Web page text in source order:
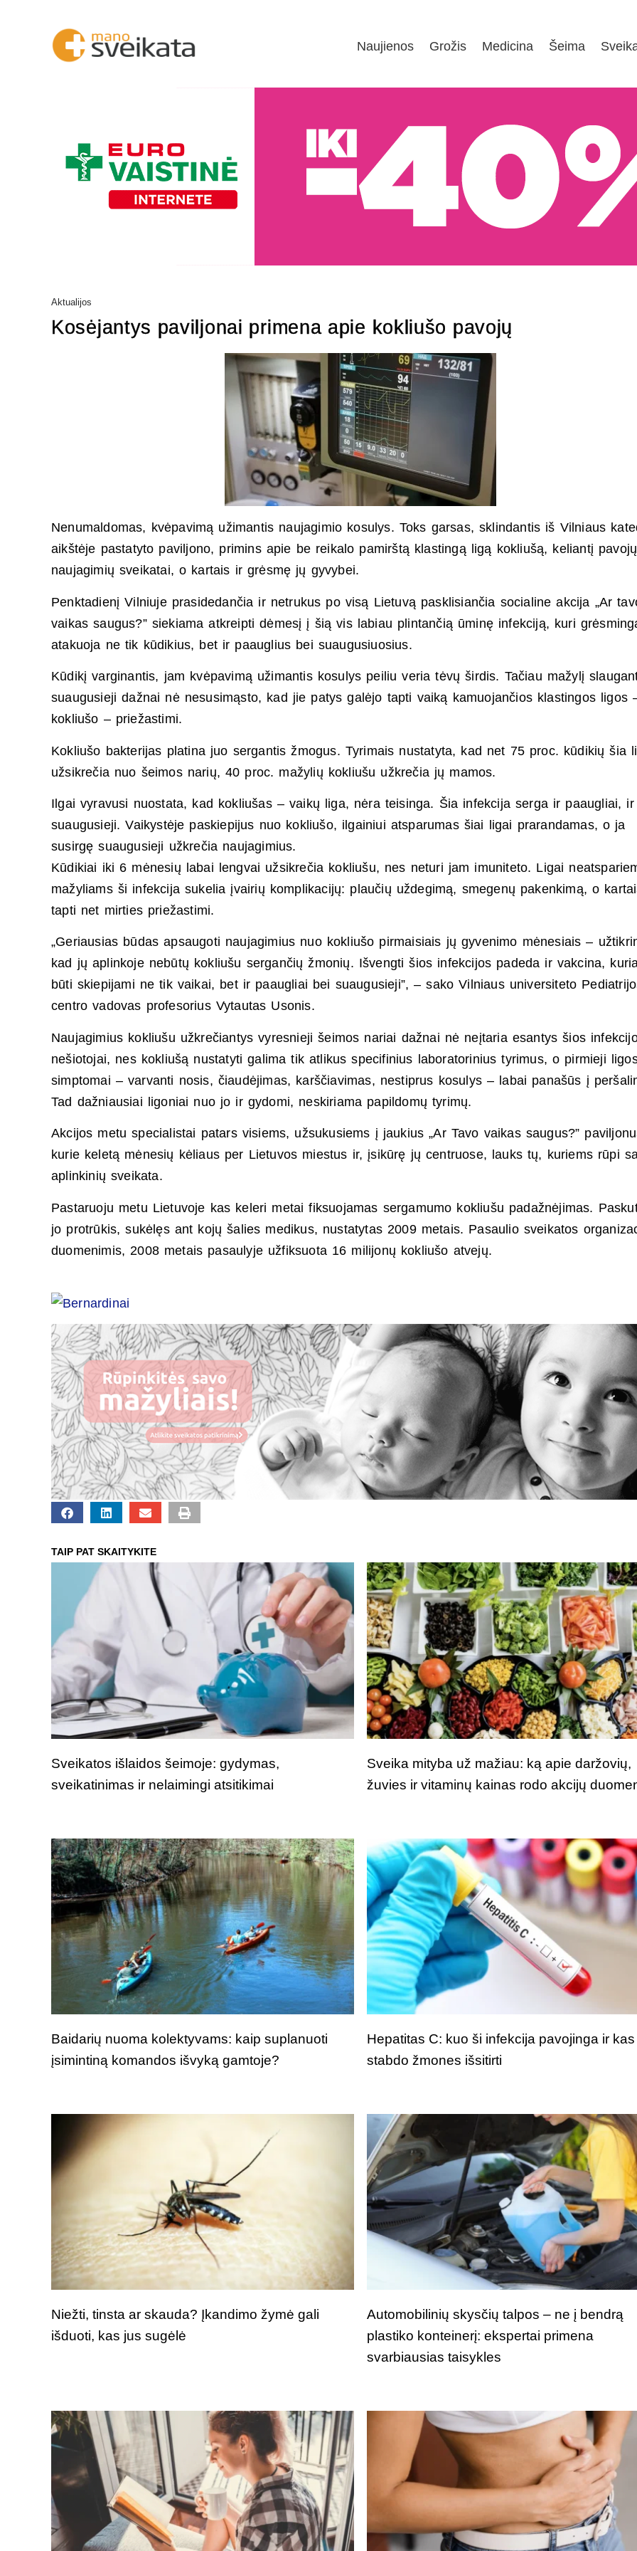
Naujienos Grožis Medicina Šeima
Aktualijos
Kosėjantys paviljonai primena apie kokliušo pavojų
Nenumaldomas, kvėpavimą užimantis naujagimio kosulys. Toks garsas, sklindantis iš Vilniaus
aikštėje pastatyto paviljono, primins apie be reikalo pamirštą klastingą ligą kokliušą, keliantį pavojų
naujagimių sveikatai, o kartais ir grėsmę jų gyvybei.
Penktadienį Vilniuje prasidedančia ir netrukus po visą Lietuvą pasklisiančia socialine akcija „Ar
vaikas saugus?” siekiama atkreipti dėmesį į šią vis labiau plintančią ūminę infekciją, kuri
atakuoja ne tik kūdikius, bet ir paauglius bei suaugusiuosius.
Kūdikį varginantis, jam kvėpavimą užimantis kosulys peiliu veria tėvų širdis. Tačiau mažylį
suaugusieji dažnai nė nesusimąsto, kad jie patys galėjo tapti vaiką kamuojančios klastingos ligos
kokliušo – priežastimi.
Kokliušo bakterijas platina juo sergantis žmogus. Tyrimais nustatyta, kad net 75 proc. kūdikių šia
užsikrečia nuo šeimos narių, 40 proc. mažylių kokliušu užkrečia jų mamos.
Ilgai vyravusi nuostata, kad kokliušas – vaikų liga, nėra teisinga. Šia infekcija serga ir paaugliai, ir
suaugusieji. Vaikystėje paskiepijus nuo kokliušo, ilgainiui atsparumas šiai ligai prarandamas, o ja
susirgę suaugusieji užkrečia naujagimius.
Kūdikiai iki 6 mėnesių labai lengvai užsikrečia kokliušu, nes neturi jam imuniteto. Ligai
mažyliams ši infekcija sukelia įvairių komplikacijų: plaučių uždegimą, smegenų pakenkimą, o
tapti net mirties priežastimi.
„Geriausias būdas apsaugoti naujagimius nuo kokliušo pirmaisiais jų gyvenimo mėnesiais –
kad jų aplinkoje nebūtų kokliušu sergančių žmonių. Išvengti šios infekcijos padeda ir vakcina,
būti skiepijami ne tik vaikai, bet ir paaugliai bei suaugusieji”, – sako Vilniaus universiteto
centro vadovas profesorius Vytautas Usonis.
Naujagimius kokliušu užkrečiantys vyresnieji šeimos nariai dažnai nė neįtaria esantys šios
nešiotojai, nes kokliušą nustatyti galima tik atlikus specifinius laboratorinius tyrimus, o pirmieji
simptomai – varvanti nosis, čiaudėjimas, karščiavimas, nestiprus kosulys – labai panašūs į
Tad dažniausiai ligoniai nuo jo ir gydomi, neskiriama papildomų tyrimų.
Akcijos metu specialistai patars visiems, užsukusiems į jaukius „Ar Tavo vaikas saugus?”
kurie keletą mėnesių kėliaus per Lietuvos miestus ir, įsikūrę jų centruose, lauks tų, kuriems rūpi
aplinkinių sveikata.
Pastaruoju metu Lietuvoje kas keleri metai fiksuojamas sergamumo kokliušu padažnėjimas.
jo protrūkis, sukėlęs ant kojų šalies medikus, nustatytas 2009 metais. Pasaulio sveikatos
duomenimis, 2008 metais pasaulyje užfiksuota 16 milijonų kokliušo atvejų.
TAIP PAT SKAITYKITE
Sveikatos išlaidos šeimoje: gydymas,
sveikatinimas ir nelaimingi atsitikimai
Sveika mityba už mažiau: ką apie daržovių,
žuvies ir vitaminų kainas rodo akcijų
Baidarių nuoma kolektyvams: kaip suplanuoti
įsimintiną komandos išvyką gamtoje?
Hepatitas C: kuo ši infekcija pavojinga ir kas
stabdo žmones išsitirti
Niežti, tinsta ar skauda? Įkandimo žymė gali
išduoti, kas jus sugėlė
Automobilinių skysčių talpos – ne į bendrą
plastiko konteinerį: ekspertai primena
svarbiausias taisykles